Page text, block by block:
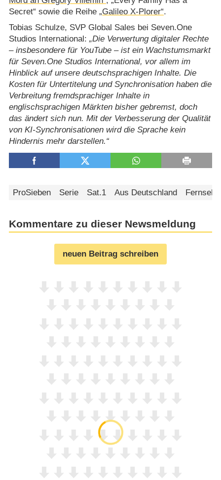
Secret“ sowie die Reihe „Galileo X-Plorer“.
Tobias Schulze, SVP Global Sales bei Seven.One
Studios International:
Die Verwertung digitaler Rechte
– insbesondere für YouTube – ist ein Wachstumsmarkt
für Seven.One Studios International, vor allem im
Hinblick auf unsere deutschsprachigen Inhalte. Die
Kosten für Untertitelung und Synchronisation haben die
Verbreitung fremdsprachiger Inhalte in
englischsprachigen Märkten bisher gebremst, doch
das ändert sich nun. Mit der Verbesserung der Qualität
von KI-Synchronisationen wird die Sprache kein
Hindernis mehr darstellen.
ProSieben Serie Sat.1 Aus Deutschland
Kommentare zu dieser Newsmeldung
neuen Beitrag schreiben